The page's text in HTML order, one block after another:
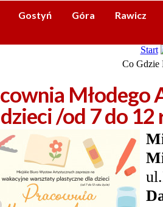
Gostyń Góra Rawicz
Start
Co Gdzie
/od 7 do